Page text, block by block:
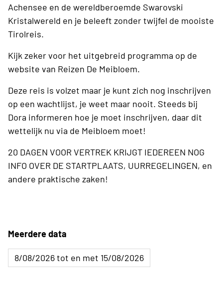
Achensee en de wereldberoemde Swarovski
Kristalwereld en je beleeft zonder twijfel de mooiste
Tirolreis.
Kijk zeker voor het uitgebreid programma op de
website van Reizen De Meibloem.
Deze reis is volzet maar je kunt zich nog inschrijven
op een wachtlijst, je weet maar nooit. Steeds bij
Dora informeren hoe je moet inschrijven, daar dit
wettelijk nu via de Meibloem moet!
20 DAGEN VOOR VERTREK KRIJGT IEDEREEN NOG
INFO OVER DE STARTPLAATS, UURREGELINGEN, en
andere praktische zaken!
Meerdere data
8/08/2026 tot en met 15/08/2026